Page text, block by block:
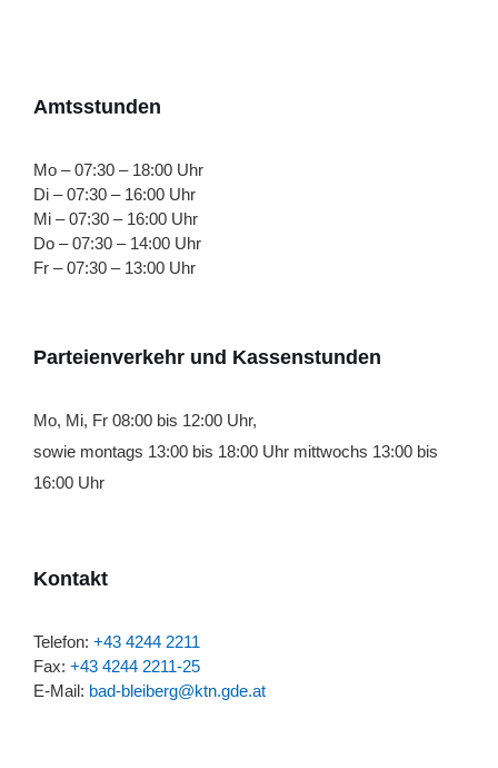
Amtsstunden
Mo – 07:30 – 18:00 Uhr
Di – 07:30 – 16:00 Uhr
Mi – 07:30 – 16:00 Uhr
Do – 07:30 – 14:00 Uhr
Fr – 07:30 – 13:00 Uhr
Parteienverkehr und Kassenstunden
Mo, Mi, Fr 08:00 bis 12:00 Uhr,
sowie montags 13:00 bis 18:00 Uhr mittwochs 13:00 bis
16:00 Uhr
Kontakt
Telefon: +43 4244 2211
Fax: +43 4244 2211-25
E-Mail: bad-bleiberg@ktn.gde.at